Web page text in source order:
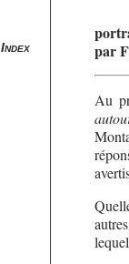
Index
par
Au